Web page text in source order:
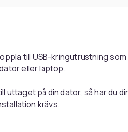
till USB-kringutrustning som
eller laptop.
uttaget på din dator, så har du
krävs.